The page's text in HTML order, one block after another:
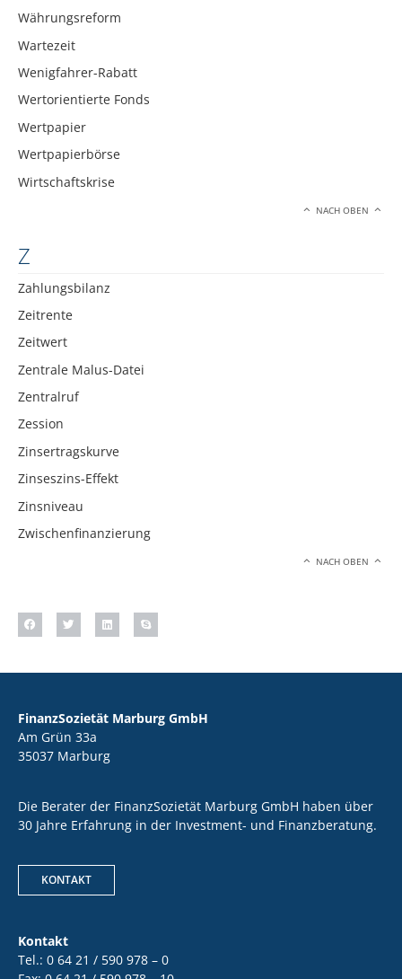
Währungsreform
Wartezeit
Wenigfahrer-Rabatt
Wertorientierte Fonds
Wertpapier
Wertpapierbörse
Wirtschaftskrise
NACH OBEN
Z
Zahlungsbilanz
Zeitrente
Zeitwert
Zentrale Malus-Datei
Zentralruf
Zession
Zinsertragskurve
Zinseszins-Effekt
Zinsniveau
Zwischenfinanzierung
NACH OBEN
FinanzSozietät Marburg GmbH
Am Grün 33a
35037 Marburg
Die Berater der FinanzSozietät Marburg GmbH haben über
30 Jahre Erfahrung in der Investment- und Finanzberatung.
KONTAKT
Kontakt
Tel.: 0 64 21 / 590 978 – 0